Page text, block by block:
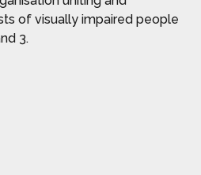
of visually impaired people
3.